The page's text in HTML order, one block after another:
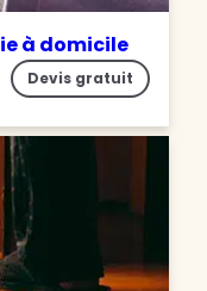
à domicile
Devis gratuit